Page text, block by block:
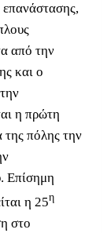
επανάστασης,
από την
και ο
η πρώτη
της πόλης την
Επίσημη
η 25η
στο